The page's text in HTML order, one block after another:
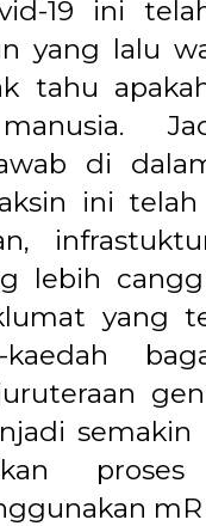
19 ini
yang lalu
tahu
di
ini
lebih
yang
kaedah